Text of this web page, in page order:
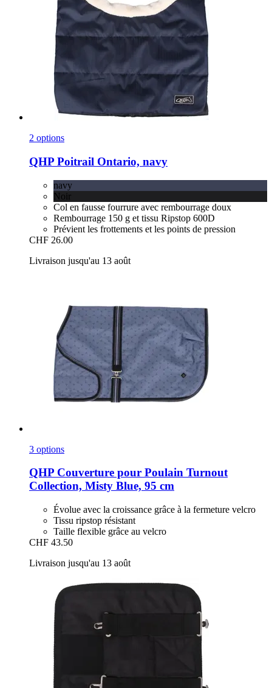
2 options
QHP Poitrail Ontario, navy
navy
Noir
Col en fausse fourrure avec rembourrage doux
Rembourrage 150 g et tissu Ripstop 600D
Prévient les frottements et les points de pression
CHF 26.00
Livraison jusqu'au 13 août
3 options
QHP Couverture pour Poulain Turnout
Collection, Misty Blue, 95 cm
Évolue avec la croissance grâce à la fermeture velcro
Tissu ripstop résistant
Taille flexible grâce au velcro
CHF 43.50
Livraison jusqu'au 13 août